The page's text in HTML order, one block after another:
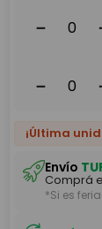
－
－
¡Última
Envío
Comprá
*Si es